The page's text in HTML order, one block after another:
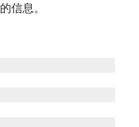
的信息。